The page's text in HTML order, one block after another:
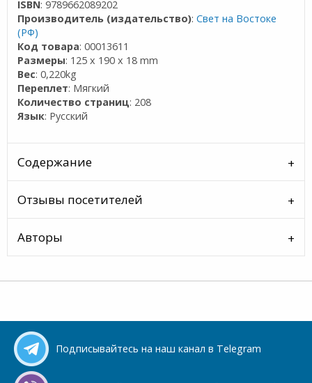
ISBN: 9789662089202
Производитель (издательство):Свет на Востоке
(РФ)
Код товара: 00013611
Размеры: 125 x 190 x 18 mm
Вес: 0,220kg
Переплет: Мягкий
Количество страниц: 208
Язык: Русский
Содержание
Отзывы посетителей
Авторы
Подписывайтесь на наш канал в Telegram